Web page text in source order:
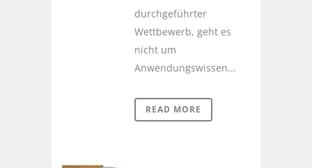
durchgeführter
Wettbewerb, geht es
nicht um
Anwendungswissen...
READ MORE